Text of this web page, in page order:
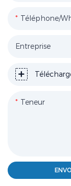
Téléphone/
Entreprise
Teneur